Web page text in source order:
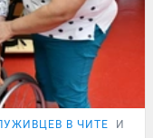
В ЧИТЕ